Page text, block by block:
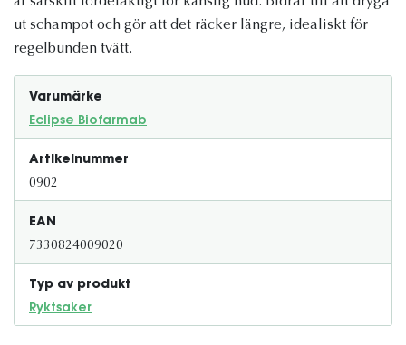
ut schampot och gör att det räcker längre, idealiskt för
regelbunden tvätt.
Varumärke
Eclipse Biofarmab
Artikelnummer
0902
EAN
7330824009020
Typ av produkt
Ryktsaker